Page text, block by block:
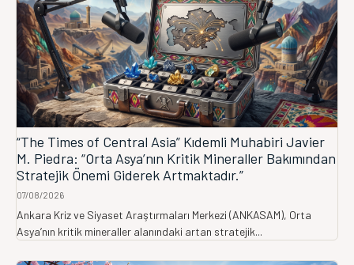
“The Times of Central Asia” Kıdemli Muhabiri Javier
M. Piedra: “Orta Asya’nın Kritik Mineraller Bakımından
Stratejik Önemi Giderek Artmaktadır.”
07/08/2026
Ankara Kriz ve Siyaset Araştırmaları Merkezi (ANKASAM), Orta
Asya’nın kritik mineraller alanındaki artan stratejik...